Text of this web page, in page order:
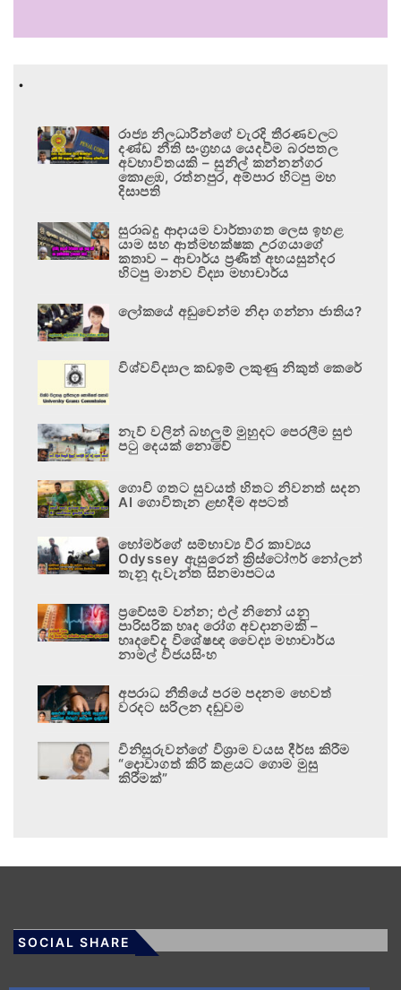
.
රාජ්‍ය නිලධාරීන්ගේ වැරදි තීරණවලට
දණ්ඩ නීති සංග්‍රහය යෙදවීම බරපතල
අවභාවිතයකි – සුනිල් කන්නන්ගර
කොළඹ, රත්නපුර, අම්පාර හිටපු මහ
දිසාපති
සුරාබදු ආදායම වාර්තාගත ලෙස ඉහළ
යාම සහ ආත්මභක්ෂක උරගයාගේ
කතාව – ආචාර්ය ප්‍රණීත් අභයසුන්දර
හිටපු මානව විද්‍යා මහාචාර්ය
ලෝකයේ අඩුවෙන්ම නිදා ගන්නා ජාතිය?
විශ්වවිද්‍යාල කඩඉම් ලකුණු නිකුත් කෙරේ
නැව් වලින් බහලුම් මුහුදට පෙරලීම සුළු
පටු දෙයක් නොවේ
ගොවි ගතට සුවයත් හිතට නිවනත් සදන
AI ගොවිතැන ළඟදීම අපටත්
හෝමර්ගේ සම්භාව්‍ය වීර කාව්‍යය
Odyssey ඇසුරෙන් ක්‍රිස්ටෝෆර් නෝලන්
තැනූ දැවැන්ත සිනමාපටය
ප්‍රවේසම් වන්න; එල් නිනෝ යනු
පාරිසරික හෘද රෝග අවදානමකි –
හෘදවේද විශේෂඥ වෛද්‍ය මහාචාර්ය
නාමල් විජයසිංහ
අපරාධ නීතියේ පරම පදනම හෙවත්
වරදට සරිලන දඬුවම
විනිසුරුවන්ගේ විශ්‍රාම වයස දීර්ඝ කිරීම
“දොවාගත් කිරි කළයට ගොම මුසු
කිරීමක්”
SOCIAL SHARE